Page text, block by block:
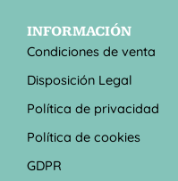
INFORMACIÓN
Condiciones de venta
Disposición Legal
Política de privacidad
Política de cookies
GDPR